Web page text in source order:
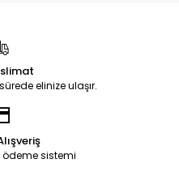
elinize ulaşır.
ödeme sistemi